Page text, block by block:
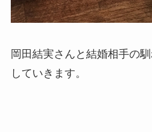
岡田結実さんと結婚相手の
していきます。